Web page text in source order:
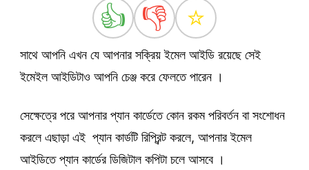
👍 👎 ⭐
সাথে আপনি এখন যে আপনার সক্রিয় ইমেল আইডি রয়েছে সেই
ইমেইল আইডিটাও আপনি চেঞ্জ করে ফেলতে পারেন ।
সেক্ষেত্রে পরে আপনার প্যান কার্ডেতে কোন রকম পরিবর্তন বা সংশোধন
করলে এছাড়া এই প্যান কার্ডটি রিপ্রিন্ট করলে, আপনার ইমেল
আইডিতে প্যান কার্ডের ডিজিটাল কপিটা চলে আসবে ।